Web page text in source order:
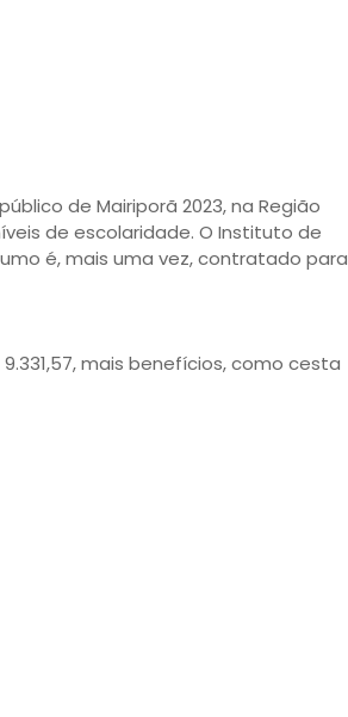
de Mairiporã 2023, na Região
de escolaridade. O Instituto de
é, mais uma vez, contratado para
9.331,57, mais benefícios, como cesta